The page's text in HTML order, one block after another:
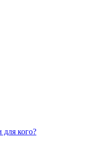
кого?